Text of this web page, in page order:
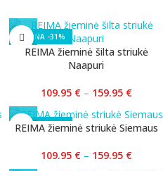
-31%
REIMA žieminė šilta striukė
Naapuri
109.95 € – 159.95 €
-31%
REIMA žieminė striukė Siemaus
109.95 € – 159.95 €